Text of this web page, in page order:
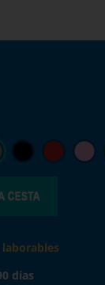
días